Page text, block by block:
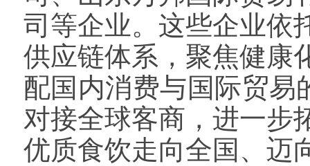
司等企业。这些企业依
供应链体系，聚焦健康
配国内消费与国际贸易
对接全球客商，进一步
优质食饮走向全国、迈